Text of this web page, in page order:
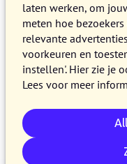
laten werken, om
meten hoe
relevante
voorkeuren en
instellen'. Hier zie je
Lees voor meer
Vanaf 12
van het Procurios
2024.12. In dit
wat er is